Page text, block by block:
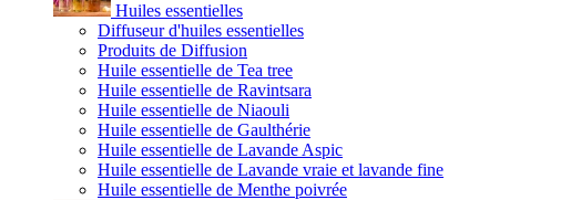
Huiles essentielles
Diffuseur d'huiles essentielles
Produits de Diffusion
Huile essentielle de Tea tree
Huile essentielle de Ravintsara
Huile essentielle de Niaouli
Huile essentielle de Gaulthérie
Huile essentielle de Lavande Aspic
Huile essentielle de Lavande vraie et lavande fine
Huile essentielle de Menthe poivrée